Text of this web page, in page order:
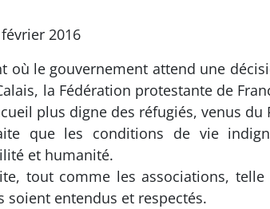
2016
où le gouvernement attend une
la Fédération protestante de
plus digne des réfugiés, venus du
que les conditions de vie
et humanité.
tout comme les associations,
soient entendus et respectés.